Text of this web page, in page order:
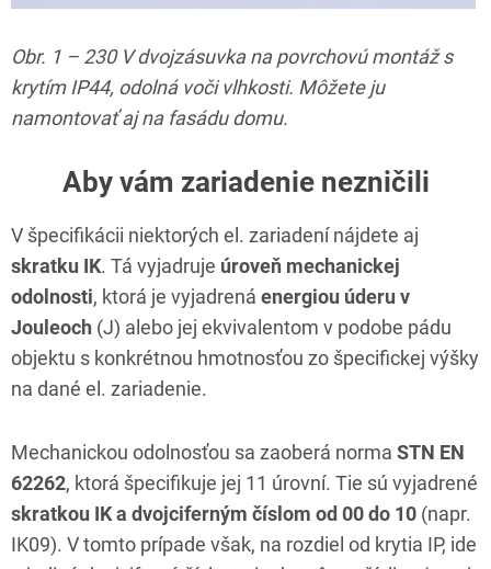
Obr. 1 – 230 V dvojzásuvka na povrchovú montáž s
krytím IP44, odolná voči vlhkosti. Môžete ju
namontovať aj na fasádu domu.
Aby vám zariadenie nezničili
V špecifikácii niektorých el. zariadení nájdete aj
skratku IK. Tá vyjadruje úroveň mechanickej
odolnosti, ktorá je vyjadrená energiou úderu v
Jouleoch (J) alebo jej ekvivalentom v podobe pádu
objektu s konkrétnou hmotnosťou zo špecifickej výšky
na dané el. zariadenie.
Mechanickou odolnosťou sa zaoberá norma STN EN
62262, ktorá špecifikuje jej 11 úrovní. Tie sú vyjadrené
skratkou IK a dvojciferným číslom od 00 do 10 (napr.
IK09). V tomto prípade však, na rozdiel od krytia IP, ide